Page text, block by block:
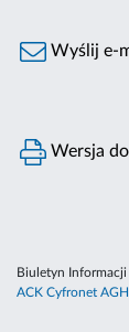
Wyślij e-
Wersja
Biuletyn
ACK Cyfronet AGH